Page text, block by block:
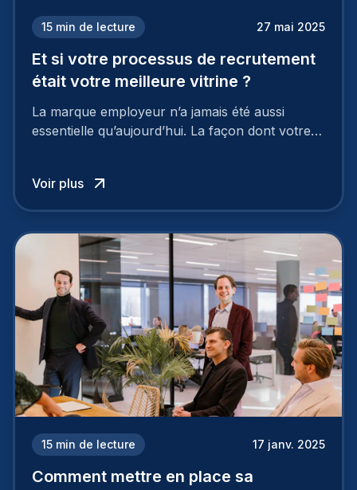
15 min de lecture 27 mai 2025
Et si votre processus de recrutement
était votre meilleure vitrine ?
La marque employeur n’a jamais été aussi
essentielle qu’aujourd’hui. La façon dont votre
à perdre les meilleurs profils.
Voir plus
15 min de lecture 17 janv. 2025
Comment mettre en place sa